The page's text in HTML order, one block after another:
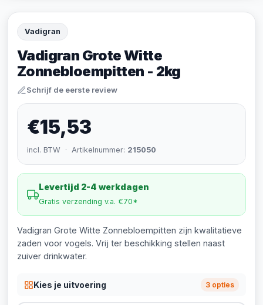
Vadigran
Vadigran Grote Witte
Zonnebloempitten - 2kg
Schrijf de eerste review
€15,53
incl. BTW · Artikelnummer: 215050
Levertijd 2-4 werkdagen
Gratis verzending v.a. €70*
Vadigran Grote Witte Zonnebloempitten zijn kwalitatieve
zaden voor vogels. Vrij ter beschikking stellen naast
zuiver drinkwater.
Kies je uitvoering 3 opties